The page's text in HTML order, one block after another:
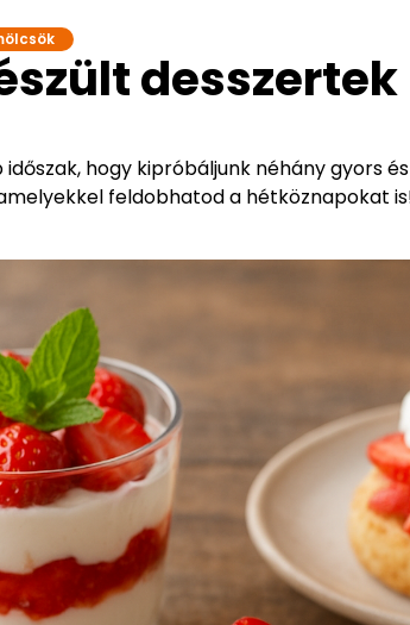
időszak, hogy kipróbáljunk néhány gyors
feldobhatod a hétköznapokat